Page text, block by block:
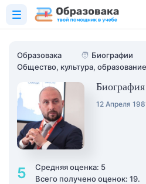
Образовака 🧑 Биографии
Общество, культура, образование
12 Апреля
5
Средняя оценка: 5
Всего получено оценок: 19.